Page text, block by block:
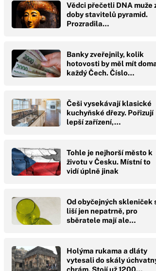
Vědci přečetli DNA muže
doby stavitelů pyramid.
Prozradila…
Banky zveřejnily, kolik
hotovosti by měl mít
každý Čech. Číslo…
Češi vysekávají klasické
kuchyňské dřezy. Pořizují
lepší zařízení,…
Tohle je nejhorší město k
životu v Česku. Místní to
vidí úplně jinak
Od obyčejných skleniček
liší jen nepatrně, pro
sběratele mají ale…
Holýma rukama a dláty
vytesali do skály
chrám. Stojí už 1200…